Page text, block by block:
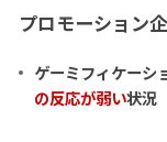
プロモーション
ゲーミフィケーシ
の反応が弱い状況